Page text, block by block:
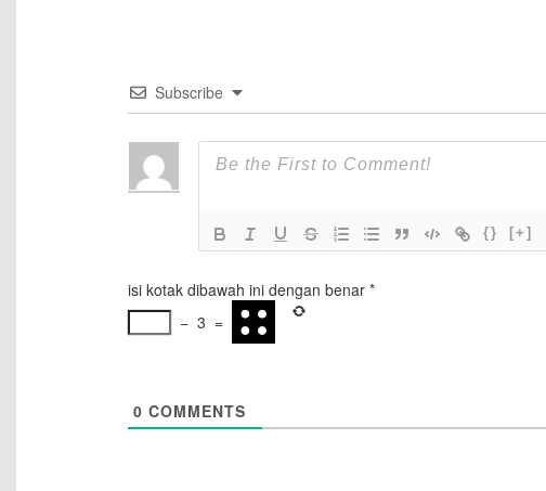
Subscribe
{} [+]
isi kotak dibawah ini dengan benar*
− 3 =
0 COMMENTS